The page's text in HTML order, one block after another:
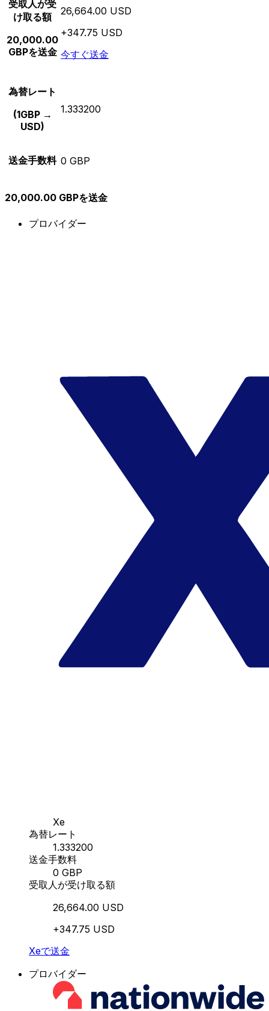
受取人が受
け取る額
20,000.00
GBPを送金
26,664.00 USD
+347.75 USD
今すぐ送金
為替レート
(1GBP →
USD)
1.333200
送金手数料 0 GBP
20,000.00 GBPを送金
プロバイダー
Xe
為替レート
1.333200
送金手数料
0 GBP
受取人が受け取る額
26,664.00 USD
+347.75 USD
Xeで送金
プロバイダー